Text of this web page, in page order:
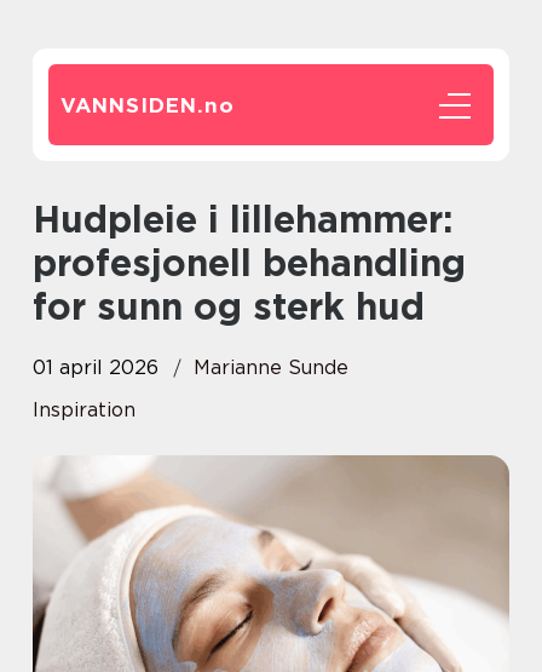
VANNSIDEN.no
Hudpleie i lillehammer:
profesjonell behandling
for sunn og sterk hud
01 april 2026
Marianne Sunde
Inspiration